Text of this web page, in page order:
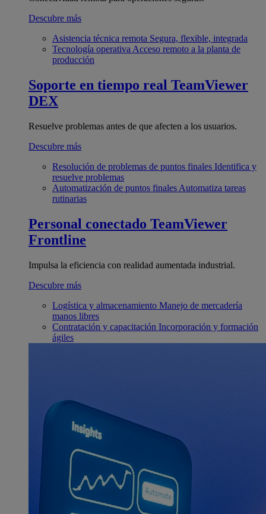
Descubre más
Asistencia técnica remota Segura, flexible, integrada
Tecnología operativa Acceso remoto a la planta de
producción
Soporte en tiempo real TeamViewer
DEX
Resuelve problemas antes de que afecten a los usuarios.
Descubre más
Resolución de problemas de puntos finales Identifica y
resuelve problemas
Automatización de puntos finales Automatiza tareas
rutinarias
Personal conectado TeamViewer
Frontline
Impulsa la eficiencia con realidad aumentada industrial.
Descubre más
Logística y almacenamiento Manejo de mercadería
manos libres
Contratación y capacitación Incorporación y formación
ágiles